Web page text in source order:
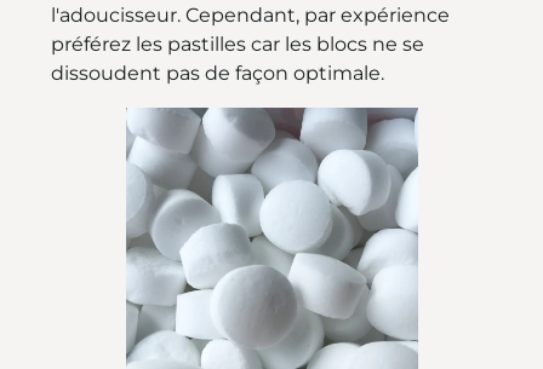
l'adoucisseur. Cependant, par expérience
préférez les pastilles car les blocs ne se
dissoudent pas de façon optimale.